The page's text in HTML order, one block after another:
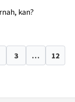
kan?
3 … 12